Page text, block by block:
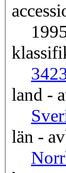
342
land -
län -